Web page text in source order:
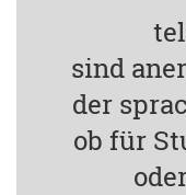
sind
der
ob für